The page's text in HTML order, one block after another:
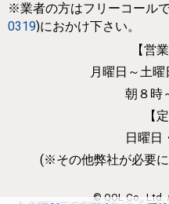
※業者の方はフリーコール
0319)におかけ下さい。
【営
月曜日～土
朝８時
【
日曜日
(※その他弊社が必要
© QOL Co., Ltd.